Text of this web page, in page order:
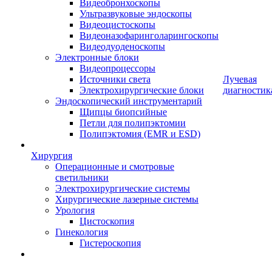
Видеобронхоскопы
Ультразвуковые эндоскопы
Видеоцистоскопы
Видеоназофаринголарингоскопы
Видеодуоденоскопы
Электронные блоки
Видеопроцессоры
Источники света
Электрохирургические блоки
Эндоскопический инструментарий
Щипцы биопсийные
Петли для полипэктомии
Полипэктомия (EMR и ESD)
Хирургия
Операционные и смотровые
светильники
Электрохирургические системы
Хирургические лазерные системы
Урология
Цистоскопия
Гинекология
Гистероскопия
Лучевая